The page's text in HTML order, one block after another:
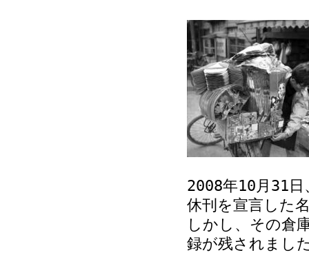
2008年10月31
休刊を宣言した
しかし、その倉
録が残されまし